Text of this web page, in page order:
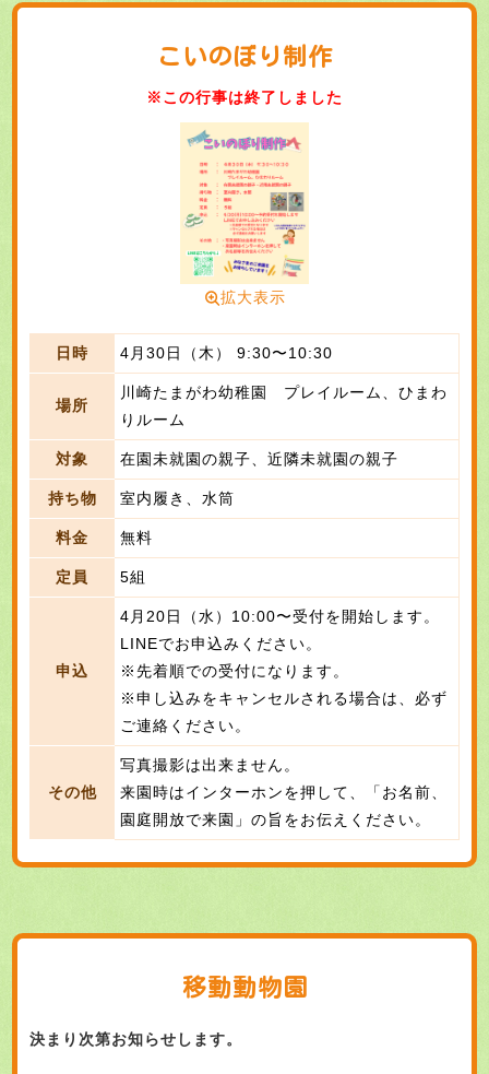
こいのぼり制作
※この行事は終了しました
日時 4月30日（木） 9:30〜10:30
場所
川崎たまがわ幼稚園 プレイルーム、ひまわ
りルーム
対象 在園未就園の親子、近隣未就園の親子
持ち物 室内履き、水筒
料金 無料
定員 5組
申込
4月20日（水）10:00〜受付を開始します。
LINEでお申込みください。
※先着順での受付になります。
※申し込みをキャンセルされる場合は、必ず
ご連絡ください。
その他
写真撮影は出来ません。
来園時はインターホンを押して、「お名前、
園庭開放で来園」の旨をお伝えください。
拡大表示
移動動物園
決まり次第お知らせします。